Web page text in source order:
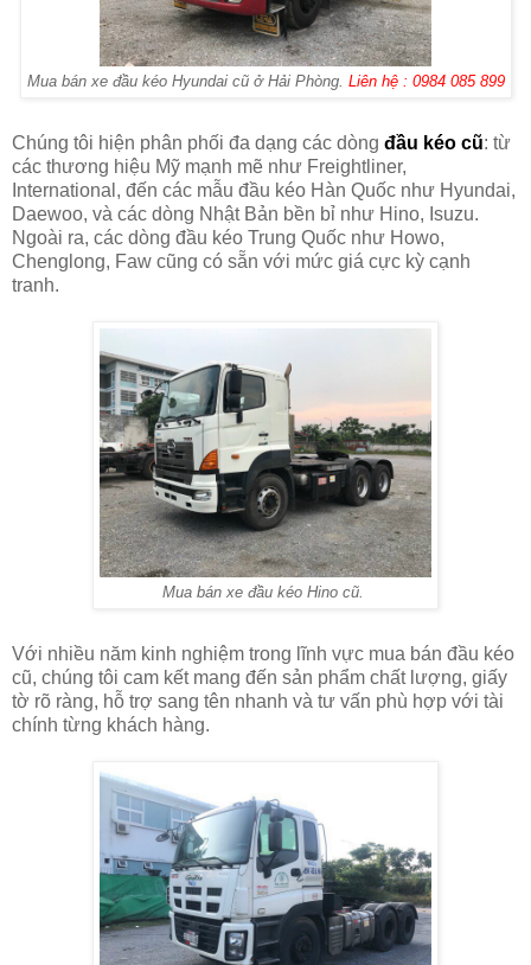
Mua bán xe đầu kéo Hyundai cũ ở Hải Phòng. Liên hệ : 0984 085 899
Chúng tôi hiện phân phối đa dạng các dòng đầu kéo cũ: từ
các thương hiệu Mỹ mạnh mẽ như Freightliner,
International, đến các mẫu đầu kéo Hàn Quốc như Hyundai,
Daewoo, và các dòng Nhật Bản bền bỉ như Hino, Isuzu.
Ngoài ra, các dòng đầu kéo Trung Quốc như Howo,
Chenglong, Faw cũng có sẵn với mức giá cực kỳ cạnh
tranh.
Mua bán xe đầu kéo Hino cũ.
Với nhiều năm kinh nghiệm trong lĩnh vực mua bán đầu kéo
cũ, chúng tôi cam kết mang đến sản phẩm chất lượng, giấy
tờ rõ ràng, hỗ trợ sang tên nhanh và tư vấn phù hợp với tài
chính từng khách hàng.